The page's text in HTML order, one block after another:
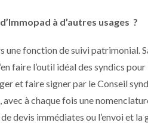
à d’autres usages ?
une fonction de suivi patrimonial.
faire l’outil idéal des syndics
et faire signer par le Conseil
à chaque fois une
devis immédiates ou l’envoi et la